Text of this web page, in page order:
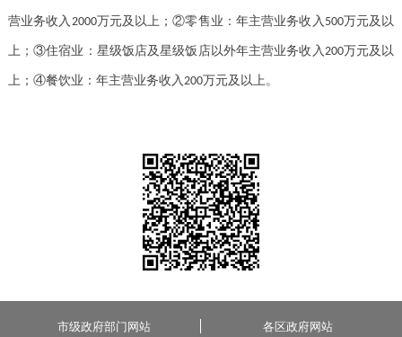
营业务收入 2000万元及以上；②零售业：年主营业务收入 500万元及以
上；③住宿业：星级饭店及星级饭店以外年主营业务收入 200万元及以
上；④餐饮业：年主营业务收入 200万元及以上。
市级政府部门网站 各区政府网站